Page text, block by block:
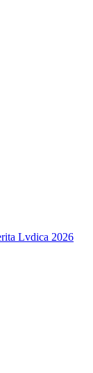
Lvdica 2026